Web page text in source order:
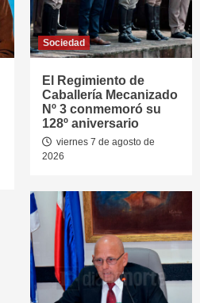
Sociedad
El Regimiento de
Caballería Mecanizado
Nº 3 conmemoró su
128º aniversario
viernes 7 de agosto de
2026